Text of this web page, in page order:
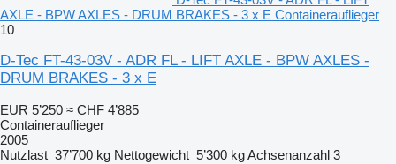
AXLE - BPW AXLES - DRUM BRAKES - 3 x E Containerauflieger
10
D-Tec FT-43-03V - ADR FL - LIFT AXLE - BPW AXLES -
DRUM BRAKES - 3 x E
EUR 5’250 ≈ CHF 4’885
Containerauflieger
2005
Nutzlast 37’700 kg Nettogewicht 5’300 kgAchsenanzahl 3